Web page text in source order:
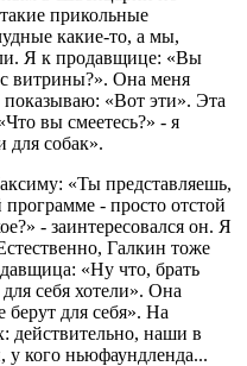
прикольные
какие-то, а мы,
Я к продавщице: «Вы
витрины?». Она меня
«Вот эти». Эта
вы смеетесь?» - я
для собак».
«Ты представляешь,
- просто отстой
- заинтересовался он. Я
Галкин тоже
«Ну что, брать
себя хотели». Она
берут для себя». На
действительно, наши в
у кого ньюфаундленда...